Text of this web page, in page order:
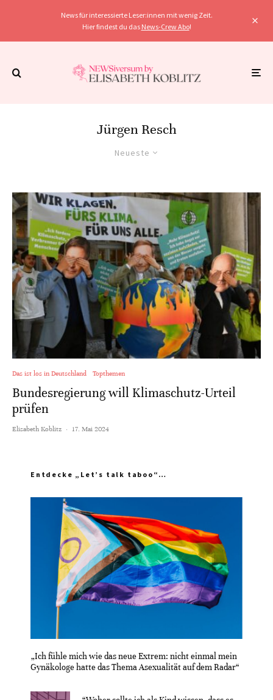
News für interessierte Leser:innen mit wenig Zeit.
Hier findest du das News-Crew Abo!
Jürgen Resch
Neueste
Das ist los in Deutschland Topthemen
Bundesregierung will Klimaschutz-Urteil
prüfen
Elisabeth Koblitz · 17. Mai 2024
Entdecke „Let’s talk taboo“…
„Ich fühle mich wie das neue Extrem: nicht einmal mein
Gynäkologe hatte das Thema Asexualität auf dem Radar“